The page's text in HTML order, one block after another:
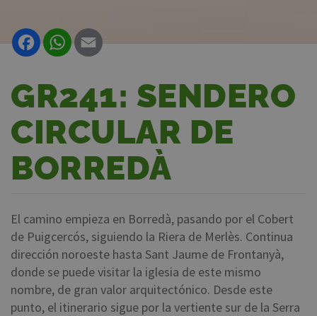
FacebookWhatsApp
GR241: SENDERO
CIRCULAR DE
BORREDÀ
El camino empieza en Borredà, pasando por el Cobert
de Puigcercós, siguiendo la Riera de Merlès. Continua
dirección noroeste hasta Sant Jaume de Frontanyà,
donde se puede visitar la iglesia de este mismo
nombre, de gran valor arquitectónico. Desde este
punto, el itinerario sigue por la vertiente sur de la Serra